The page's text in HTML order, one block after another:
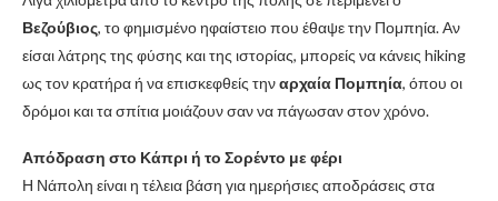
Βεζούβιος, το φημισμένο ηφαίστειο που έθαψε την Πομπηία. Αν
είσαι λάτρης της φύσης και της ιστορίας, μπορείς να κάνεις hiking
ως τον κρατήρα ή να επισκεφθείς τηναρχαία Πομπηία, όπου οι
δρόμοι και τα σπίτια μοιάζουν σαν να πάγωσαν στον χρόνο.
Απόδραση στο Κάπρι ή το Σορέντο με φέρι
Η Νάπολη είναι η τέλεια βάση για ημερήσιες αποδράσεις στα